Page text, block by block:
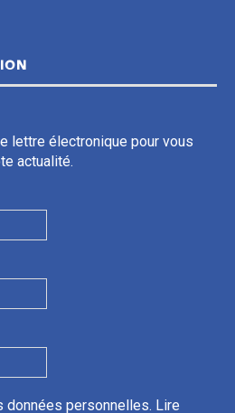
lettre électronique pour vous
actualité.
données personnelles. Lire